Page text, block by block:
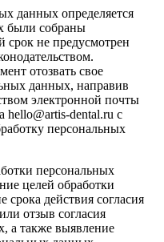
данных определяется
были собраны
срок не предусмотрен
отозвать свое
данных, направив
электронной почты
hello@artis-dental.ru с
персональных
персональных
целей обработки
действия согласия
отзыв согласия
а также выявление